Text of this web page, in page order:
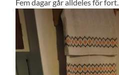
Fem dagar går alldeles för fort.